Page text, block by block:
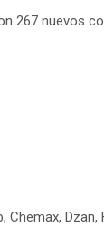
267 nuevos
Chemax,